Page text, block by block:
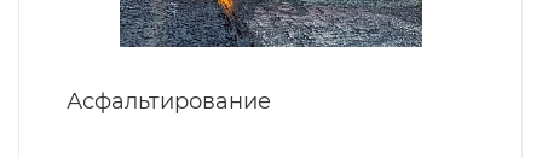
Асфальтирование